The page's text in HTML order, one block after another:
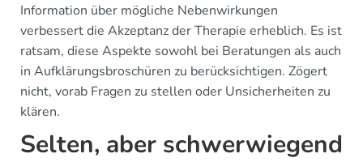
Information über mögliche Nebenwirkungen
verbessert die Akzeptanz der Therapie erheblich. Es ist
ratsam, diese Aspekte sowohl bei Beratungen als auch
in Aufklärungsbroschüren zu berücksichtigen. Zögert
nicht, vorab Fragen zu stellen oder Unsicherheiten zu
klären.
Selten, aber schwerwiegend